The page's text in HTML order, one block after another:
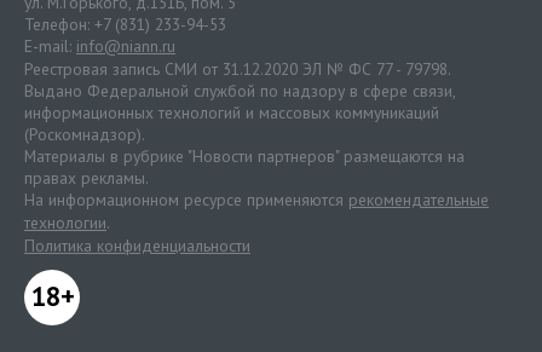
Телефон: +7 (831) 233-94-53
E-mail: info@niann.ru
Реестровая запись СМИ от 31.12.2020 ЭЛ № ФС 77 - 79798.
Выдано Федеральной службой по надзору в сфере связи,
информационных технологий и массовых коммуникаций
(Роскомнадзор).
Материалы в рубрике "Новости партнеров" размещаются на
правах рекламы.
На информационном ресурсе применяются рекомендательные
технологии.
Политика конфиденциальности
18+